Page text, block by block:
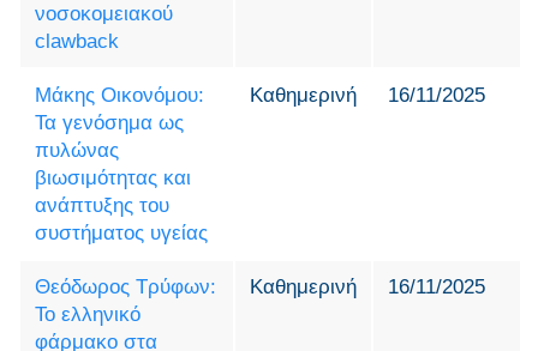
νοσοκομειακού
clawback
Μάκης Οικονόμου:
Τα γενόσημα ως
πυλώνας
βιωσιμότητας και
ανάπτυξης του
συστήματος υγείας
Καθημερινή 16/11/2025
Θεόδωρος Τρύφων:
Το ελληνικό
φάρμακο στα
Καθημερινή 16/11/2025